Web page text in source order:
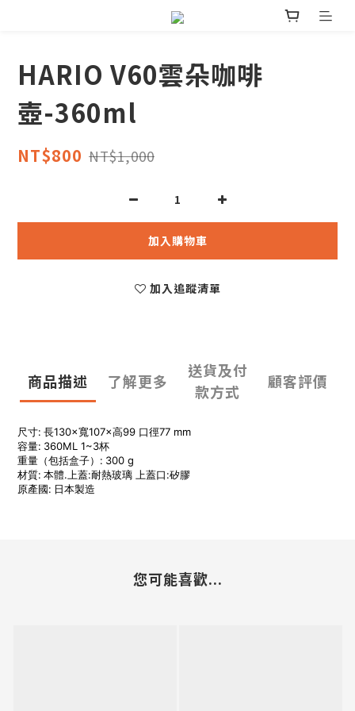
HARIO V60雲朵咖啡
壺-360ml
NT$800 NT$1,000
加入購物車
加入追蹤清單
商品描述 了解更多
送貨及付
款方式
顧客評價
尺寸: 長130×寬107×高99 口徑77 mm
容量: 360ML 1~3杯
重量（包括盒子）: 300 g
材質: 本體.上蓋:耐熱玻璃 上蓋口:矽膠
原產國: 日本製造
您可能喜歡...